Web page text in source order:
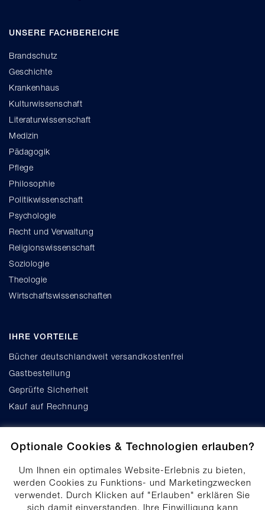
Optionale Cookies & Technologien erlauben?
Um Ihnen ein optimales Website-Erlebnis zu bieten,
werden Cookies zu Funktions- und Marketingzwecken
verwendet. Durch Klicken auf "Erlauben" erklären Sie
sich damit einverstanden. Ihre Einwilligung kann
UNSERE FACHBEREICHE
Brandschutz
Geschichte
Krankenhaus
Kulturwissenschaft
Literaturwissenschaft
Medizin
Pädagogik
Pflege
Philosophie
Politikwissenschaft
Psychologie
Recht und Verwaltung
Religionswissenschaft
Soziologie
Theologie
Wirtschaftswissenschaften
IHRE VORTEILE
Bücher deutschlandweit versandkostenfrei
Gastbestellung
Geprüfte Sicherheit
Kauf auf Rechnung
Cookie-Einstellungen